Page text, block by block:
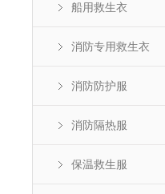
船用救生衣
消防专用救生衣
消防防护服
消防隔热服
保温救生服